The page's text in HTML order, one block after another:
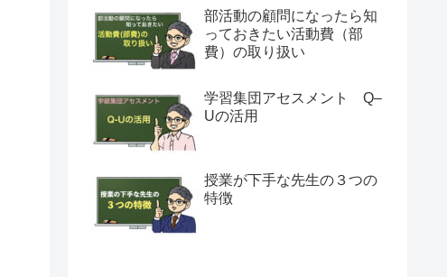
部活動の顧問になったら知
っておきたい活動費（部
費）の取り扱い
学習集団アセスメント Q–
Uの活用
授業が下手な先生の３つの
特徴